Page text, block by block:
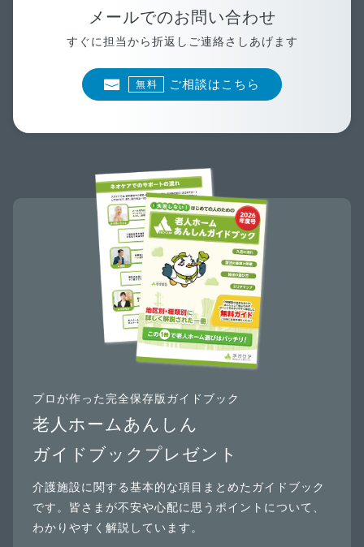
メールでのお問い合わせ
すぐに担当から折返しご連絡さしあげます
無料 ご相談はこちら
プロが作った完全保存版ガイドブック
老人ホームあんしん
ガイドブックプレゼント
介護施設に関する基本的な項目まとめたガイドブック
です。皆さまが不安や心配に思うポイントについて、
わかりやすく解説しています。